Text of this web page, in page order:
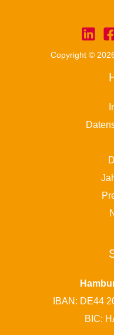
Copyright ©
IBAN: DE44
BIC: